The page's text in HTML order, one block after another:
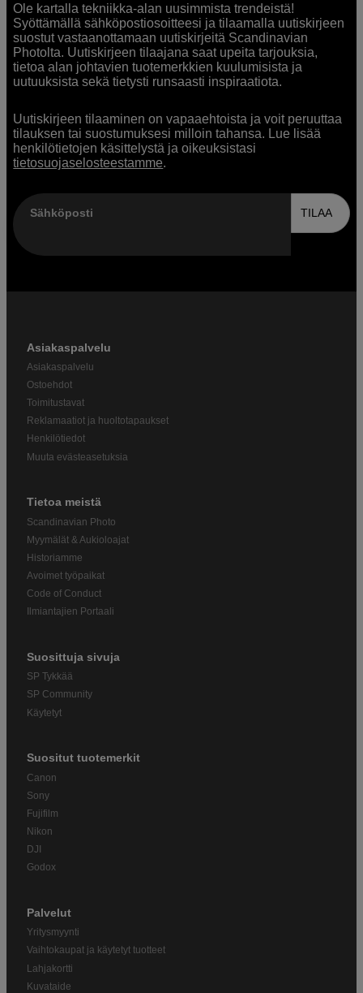
Ole kartalla tekniikka-alan uusimmista trendeistä!
Syöttämällä sähköpostiosoitteesi ja tilaamalla uutiskirjeen
suostut vastaanottamaan uutiskirjeitä Scandinavian
Photolta. Uutiskirjeen tilaajana saat upeita tarjouksia,
tietoa alan johtavien tuotemerkkien kuulumisista ja
uutuuksista sekä tietysti runsaasti inspiraatiota.
Uutiskirjeen tilaaminen on vapaaehtoista ja voit peruuttaa
tilauksen tai suostumuksesi milloin tahansa. Lue lisää
henkilötietojen käsittelystä ja oikeuksistasi
tietosuojaselosteestamme.
Sähköposti TILAA
Asiakaspalvelu
Asiakaspalvelu
Ostoehdot
Toimitustavat
Reklamaatiot ja huoltotapaukset
Henkilötiedot
Muuta evästeasetuksia
Tietoa meistä
Scandinavian Photo
Myymälät & Aukioloajat
Historiamme
Avoimet työpaikat
Code of Conduct
Ilmiantajien Portaali
Suosittuja sivuja
SP Tykkää
SP Community
Käytetyt
Suositut tuotemerkit
Canon
Sony
Fujifilm
Nikon
DJI
Godox
Palvelut
Yritysmyynti
Vaihtokaupat ja käytetyt tuotteet
Lahjakortti
Kuvataide